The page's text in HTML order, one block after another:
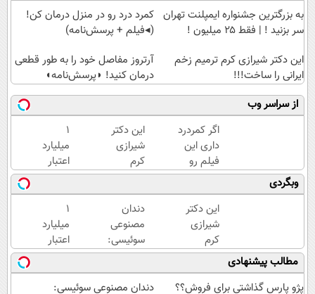
به بزرگترین جشنواره ایمپلنت تهران
سر بزنید ! | فقط ۲۵ میلیون !
کمرد درد رو در منزل درمان کن!
(◂فیلم + پرسش‌نامه)
این دکتر شیرازی کرم ترمیم زخم
ایرانی را ساخت!!!
آرتروز مفاصل خود را به طور قطعی
درمان کنید! ◗پرسش‌نامه◖
از سراسر وب
اگر کمردرد
داری این
فیلم رو
ببین!
◗پرسش‌نامه
رو پر کن◖
این دکتر
شیرازی
کرم
ترمیم
زخم
ایرانی را
ساخت!!!
۱
میلیارد
اعتبار
خرید
طلا |
بدون
ضامن
و چک
وبگردی
این دکتر
شیرازی
کرم
ترمیم
زخم
ایرانی را
دندان
مصنوعی
سوئیسی:
جدیدترین
فناوری
اروپا،
۱
میلیارد
اعتبار
خرید
طلا |
بدون
مطالب پیشنهادی
پژو پارس گذاشتی برای فروش؟؟
دندان مصنوعی سوئیسی: